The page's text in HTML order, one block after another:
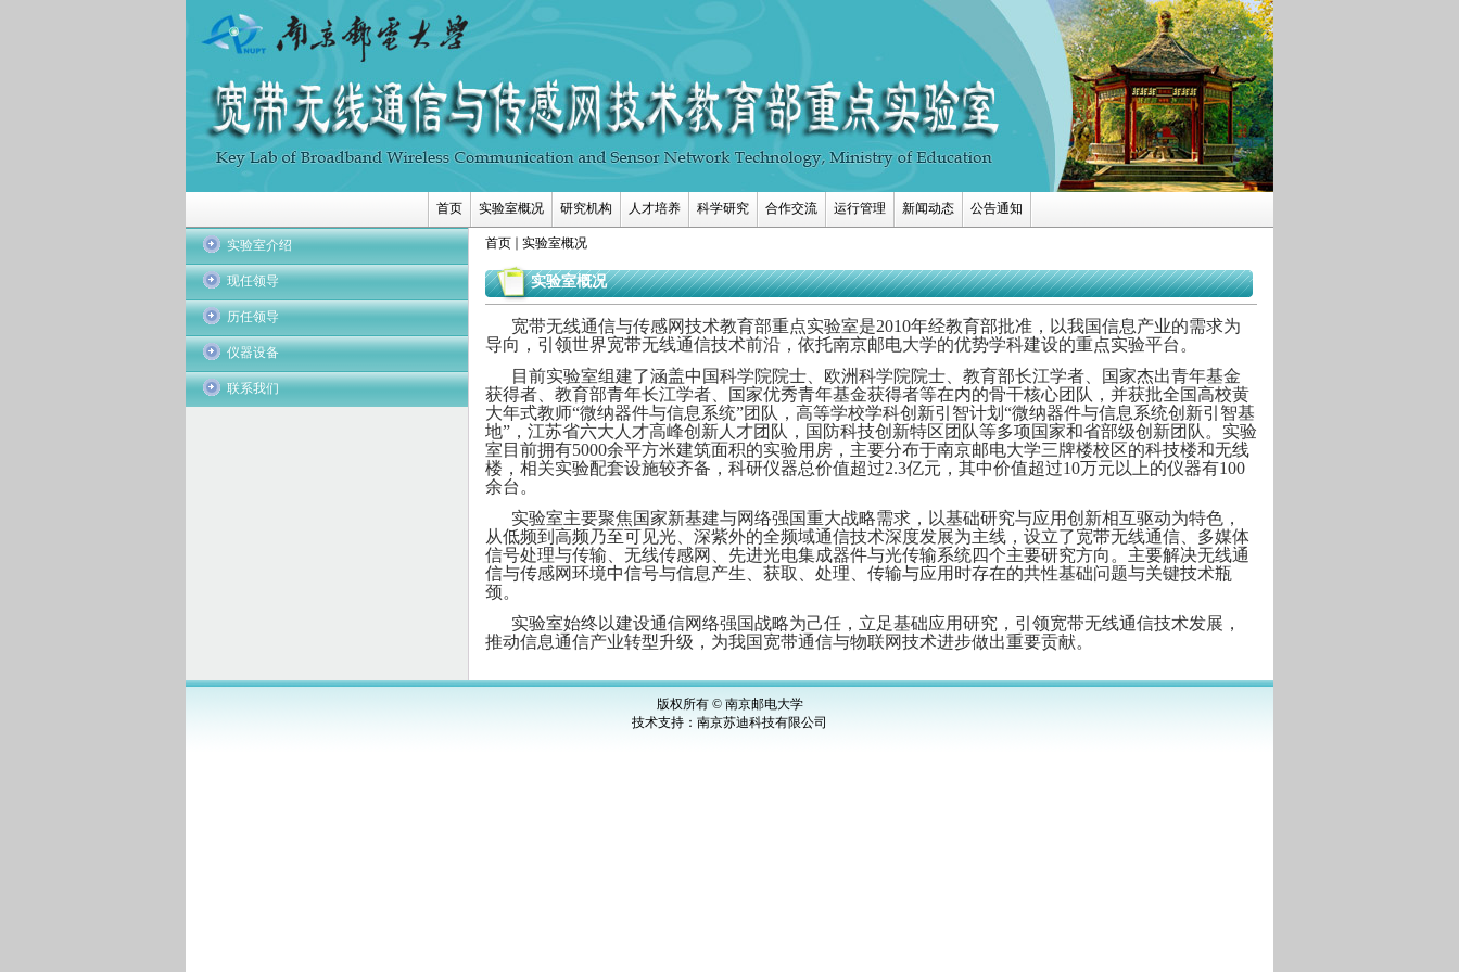
首页 实验室概况 研究机构 人才培养 科学研究 合作交流 运行管理 新闻动态 公告通知
实验室介绍
现任领导
历任领导
仪器设备
联系我们
首页 实验室概况
实验室概况
宽带无线通信与传感网技术教育部重点实验室是2010年经教育部批准，以我国信息产业的需求为
导向，引领世界宽带无线通信技术前沿，依托南京邮电大学的优势学科建设的重点实验平台。
目前实验室组建了涵盖中国科学院院士、欧洲科学院院士、教育部长江学者、国家杰出青年基金
获得者、教育部青年长江学者、国家优秀青年基金获得者等在内的骨干核心团队，并获批全国高校黄
大年式教师“微纳器件与信息系统”团队，高等学校学科创新引智计划“微纳器件与信息系统创新引智基
地”，江苏省六大人才高峰创新人才团队，国防科技创新特区团队等多项国家和省部级创新团队。实验
室目前拥有5000余平方米建筑面积的实验用房，主要分布于南京邮电大学三牌楼校区的科技楼和无线
楼，相关实验配套设施较齐备，科研仪器总价值超过2.3亿元，其中价值超过10万元以上的仪器有100
余台。
实验室主要聚焦国家新基建与网络强国重大战略需求，以基础研究与应用创新相互驱动为特色，
从低频到高频乃至可见光、深紫外的全频域通信技术深度发展为主线，设立了宽带无线通信、多媒体
信号处理与传输、无线传感网、先进光电集成器件与光传输系统四个主要研究方向。主要解决无线通
信与传感网环境中信号与信息产生、获取、处理、传输与应用时存在的共性基础问题与关键技术瓶
颈。
实验室始终以建设通信网络强国战略为己任，立足基础应用研究，引领宽带无线通信技术发展，
推动信息通信产业转型升级，为我国宽带通信与物联网技术进步做出重要贡献。
版权所有 © 南京邮电大学
技术支持： 南京苏迪科技有限公司